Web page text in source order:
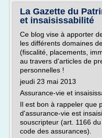
La Gazette du
et insaisissabilité
Ce blog vise à apporter
les différents domaines
(fiscalité, placements,
au travers d'articles de
personnelles !
jeudi 23 mai 2013
Assurance-vie et
Il est bon à rappeler que
d'assurance-vie est
souscripteur (art. 1166
code des assurances).